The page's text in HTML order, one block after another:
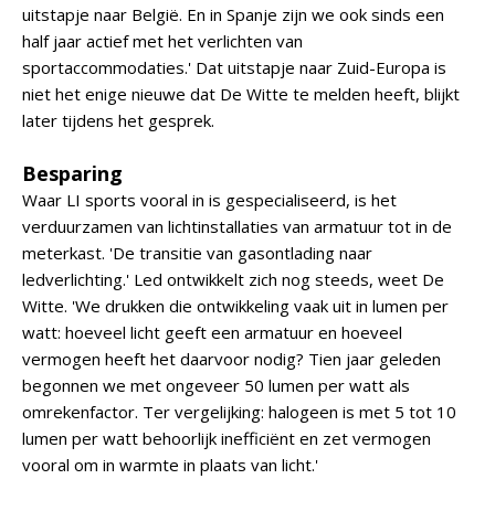
uitstapje naar België. En in Spanje zijn we ook sinds een
half jaar actief met het verlichten van
sportaccommodaties.' Dat uitstapje naar Zuid-Europa is
niet het enige nieuwe dat De Witte te melden heeft, blijkt
later tijdens het gesprek.
Besparing
Waar LI sports vooral in is gespecialiseerd, is het
verduurzamen van lichtinstallaties van armatuur tot in de
meterkast. 'De transitie van gasontlading naar
ledverlichting.' Led ontwikkelt zich nog steeds, weet De
Witte. 'We drukken die ontwikkeling vaak uit in lumen per
watt: hoeveel licht geeft een armatuur en hoeveel
vermogen heeft het daarvoor nodig? Tien jaar geleden
begonnen we met ongeveer 50 lumen per watt als
omrekenfactor. Ter vergelijking: halogeen is met 5 tot 10
lumen per watt behoorlijk inefficiënt en zet vermogen
vooral om in warmte in plaats van licht.'